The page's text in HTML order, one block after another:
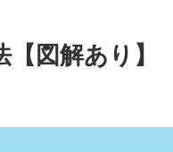
図解あり】